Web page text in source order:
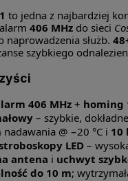
to jedna z najbardziej
406 MHzdo sieci
służb.
szybkiego
406 MHz+ homing
– szybkie,
nadawania @ −20 °C i 10
LED–
antena i uchwyt
do 10 m;